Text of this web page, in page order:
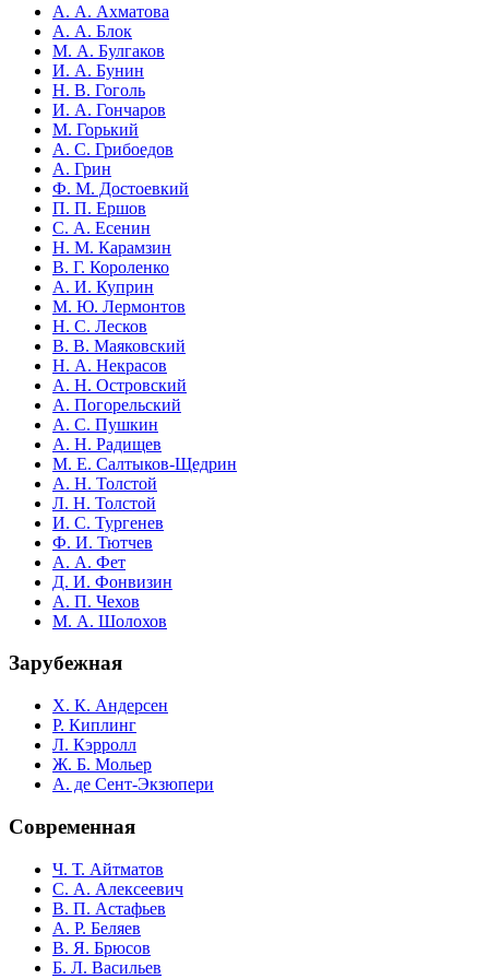
А. А. Ахматова
А. А. Блок
М. А. Булгаков
И. А. Бунин
Н. В. Гоголь
И. А. Гончаров
М. Горький
А. С. Грибоедов
А. Грин
Ф. М. Достоевкий
П. П. Ершов
С. А. Есенин
Н. М. Карамзин
В. Г. Короленко
А. И. Куприн
М. Ю. Лермонтов
Н. С. Лесков
В. В. Маяковский
Н. А. Некрасов
А. Н. Островский
А. Погорельский
А. С. Пушкин
А. Н. Радищев
М. Е. Салтыков-Щедрин
А. Н. Толстой
Л. Н. Толстой
И. С. Тургенев
Ф. И. Тютчев
А. А. Фет
Д. И. Фонвизин
А. П. Чехов
М. А. Шолохов
Зарубежная
Х. К. Андерсен
Р. Киплинг
Л. Кэрролл
Ж. Б. Мольер
А. де Сент-Экзюпери
Современная
Ч. Т. Айтматов
С. А. Алексеевич
В. П. Астафьев
А. Р. Беляев
В. Я. Брюсов
Б. Л. Васильев